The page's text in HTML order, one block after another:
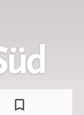
bookmark_border